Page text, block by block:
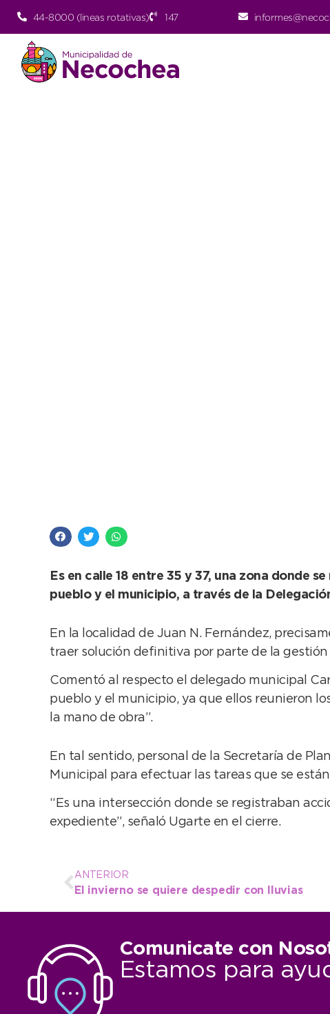
44-8000 (lineas rotativas) 147
Es en calle 18 entre 35 y 37, una zona donde
pueblo y el municipio, a través de la
En la localidad de Juan N. Fernández,
traer solución definitiva por parte de la
Comentó al respecto el delegado municipal
pueblo y el municipio, ya que ellos reunieron
la mano de obra”.
En tal sentido, personal de la Secretaría de
Municipal para efectuar las tareas que se
“Es una intersección donde se registraban
expediente”, señaló Ugarte en el cierre.
ANTERIOR
El invierno se quiere despedir con lluvias
Comunicate con
Estamos para